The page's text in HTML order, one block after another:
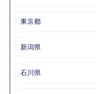
東京都
新潟県
石川県